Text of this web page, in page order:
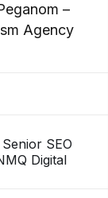
–
Agency
SEO
Digital